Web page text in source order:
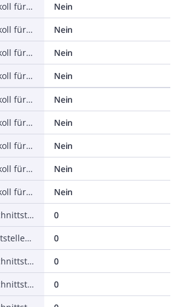
Unterstützt Protokoll für SERCOS
Nein
Unterstützt Protokoll für Foundation Fieldbus
Nein
Unterstützt Protokoll für EtherNet/IP
Nein
Unterstützt Protokoll für AS-Interface Safety at Work
Nein
Unterstützt Protokoll für DeviceNet Safety
Nein
Unterstützt Protokoll für INTERBUS-Safety
Nein
Unterstützt Protokoll für PROFIsafe
Nein
Unterstützt Protokoll für SafetyBUS p
Nein
Unterstützt Protokoll für sonstige Bussysteme
Nein
Anzahl der HW-Schnittstellen Industrial Ethernet
0
Anzahl der Schnittstellen PROFINET
0
Anzahl der HW-Schnittstellen seriell RS-232
0
Anzahl der HW-Schnittstellen seriell RS-422
0